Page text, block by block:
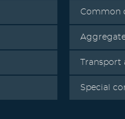
Common
Transport
Special